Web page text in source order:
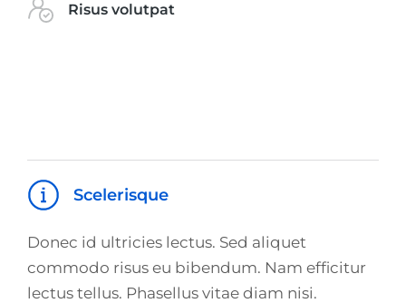
Risus volutpat
Scelerisque
Donec id ultricies lectus. Sed aliquet
commodo risus eu bibendum. Nam efficitur
lectus tellus. Phasellus vitae diam nisi.